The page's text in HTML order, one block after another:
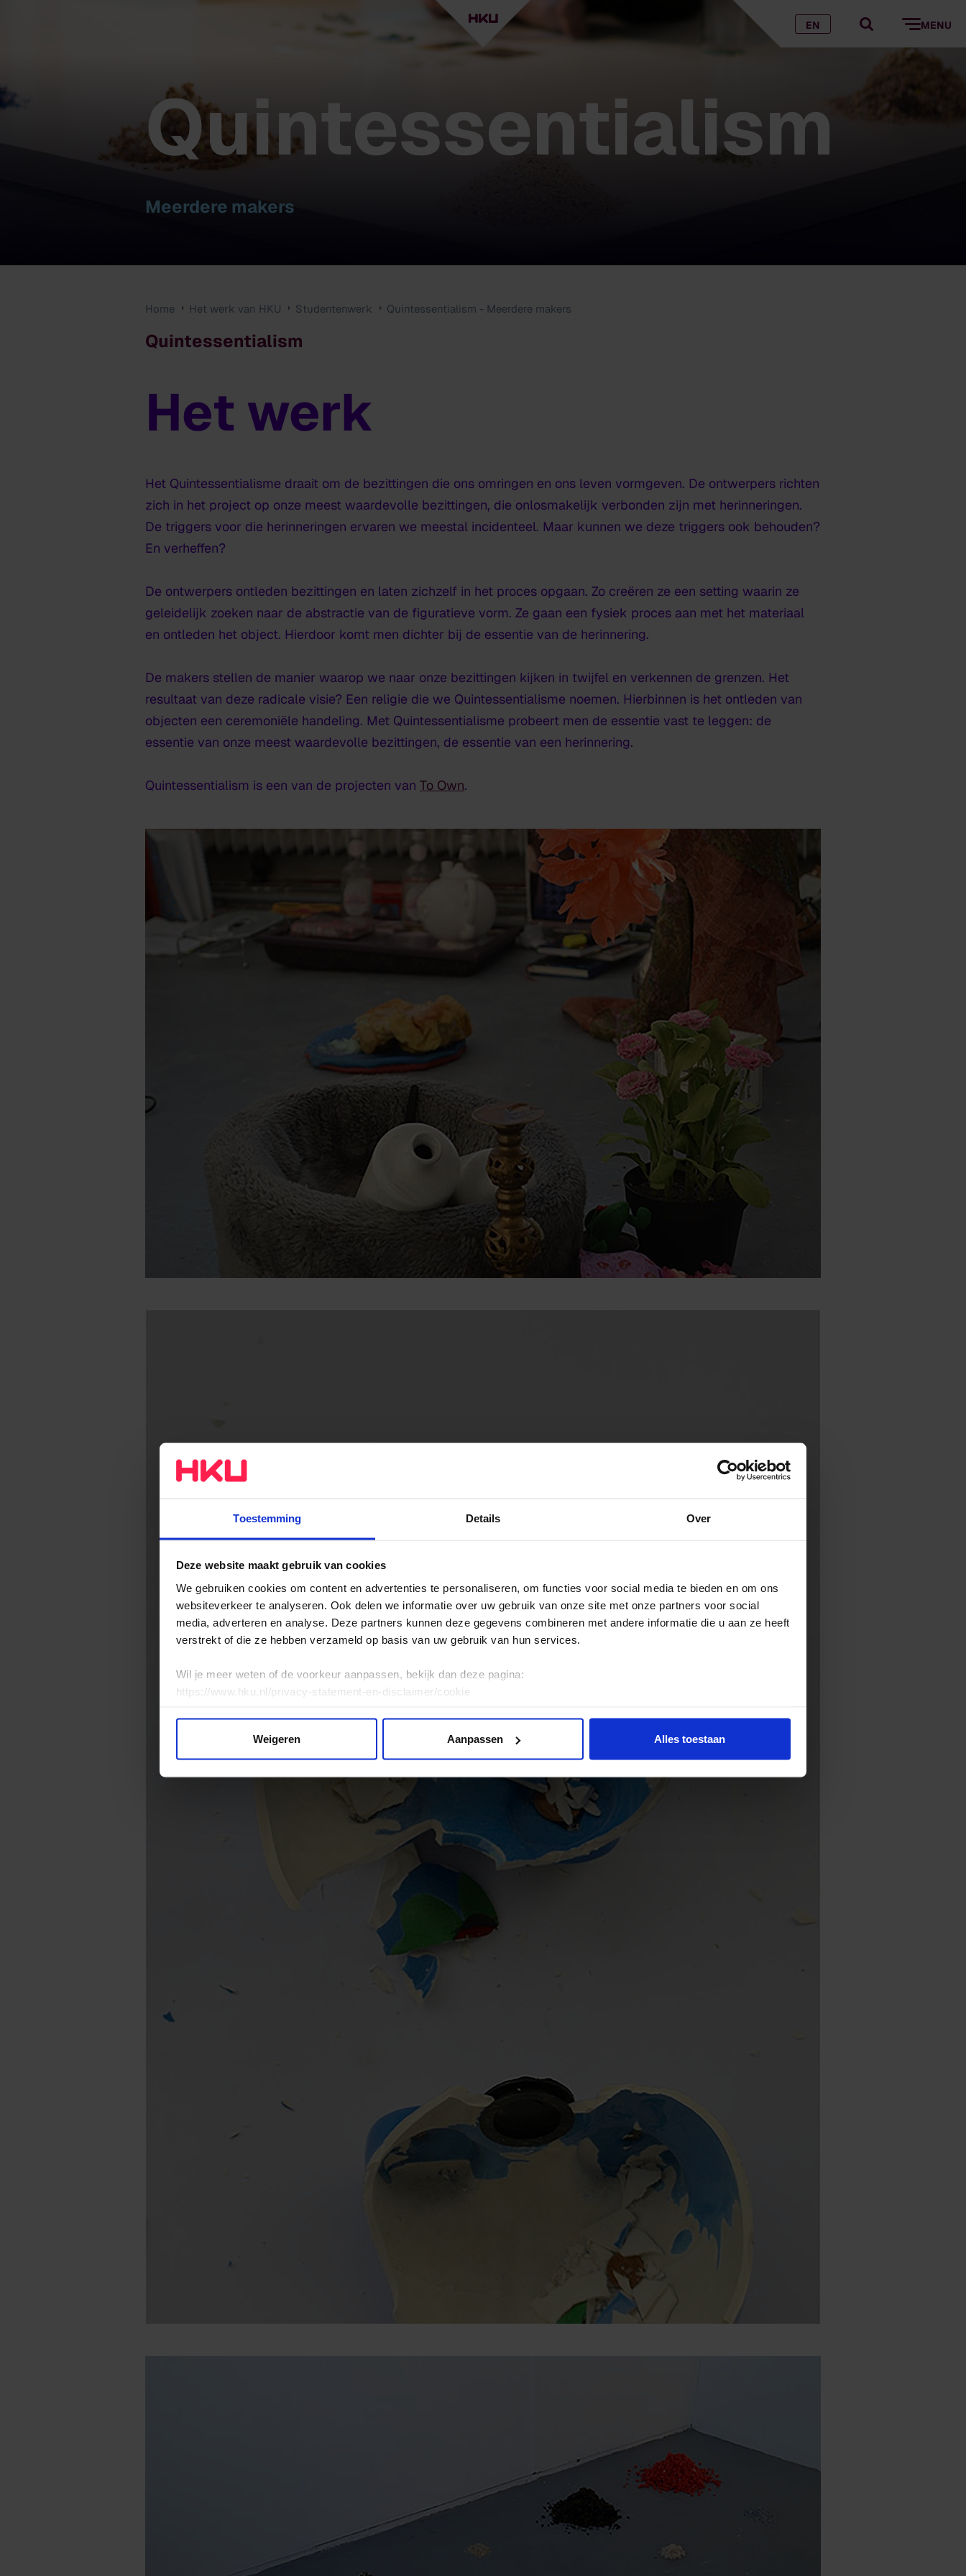
Toestemming Details Over
Deze website maakt gebruik van cookies
We gebruiken cookies om content en advertenties te personaliseren, om functies voor social media te bieden en om ons
websiteverkeer te analyseren. Ook delen we informatie over uw gebruik van onze site met onze partners voor social
media, adverteren en analyse. Deze partners kunnen deze gegevens combineren met andere informatie die u aan ze heeft
verstrekt of die ze hebben verzameld op basis van uw gebruik van hun services.
Wil je meer weten of de voorkeur aanpassen, bekijk dan deze pagina:
https://www.hku.nl/privacy-statement-en-disclaimer/cookie
Weigeren Aanpassen Alles toestaan
EN MENU
Quintessentialism
Meerdere makers
Home Het werk van HKU Studentenwerk Quintessentialism - Meerdere makers
Quintessentialism
Quintessentialism
Het werk
Het Quintessentialisme draait om de bezittingen die ons omringen en ons leven vormgeven. De ontwerpers richten
zich in het project op onze meest waardevolle bezittingen, die onlosmakelijk verbonden zijn met herinneringen.
De triggers voor die herinneringen ervaren we meestal incidenteel. Maar kunnen we deze triggers ook behouden?
En verheffen?
De ontwerpers ontleden bezittingen en laten zichzelf in het proces opgaan. Zo creëren ze een setting waarin ze
geleidelijk zoeken naar de abstractie van de figuratieve vorm. Ze gaan een fysiek proces aan met het materiaal
en ontleden het object. Hierdoor komt men dichter bij de essentie van de herinnering.
De makers stellen de manier waarop we naar onze bezittingen kijken in twijfel en verkennen de grenzen. Het
resultaat van deze radicale visie? Een religie die we Quintessentialisme noemen. Hierbinnen is het ontleden van
objecten een ceremoniële handeling. Met Quintessentialisme probeert men de essentie vast te leggen: de
essentie van onze meest waardevolle bezittingen, de essentie van een herinnering.
Quintessentialism is een van de projecten van To Own.